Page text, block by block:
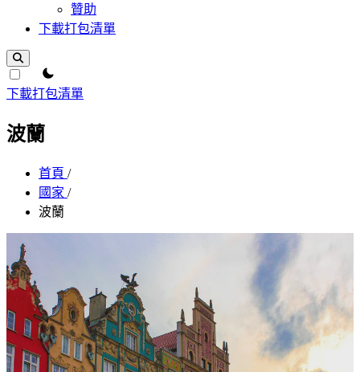
贊助
下載打包清單
theme switcher
下載打包清單
波蘭
首頁 /
國家 /
波蘭